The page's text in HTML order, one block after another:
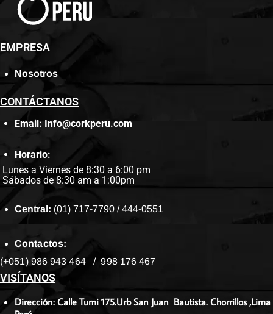
EMPRESA
Nosotros
CONTÁCTANOS
Email: Info@corkperu.com
Horario:
Lunes a Viernes de 8:30 a 6:00 pm
Sábados de 8:30 am a 1:00pm
Central: (01) 717-7790 / 444-0551
Contactos:
(+051) 986 943 464 / 998 176 467
VISÍTANOS
Dirección: Calle Tumi 175.Urb San Juan Bautista. Chorrillos ,Lima